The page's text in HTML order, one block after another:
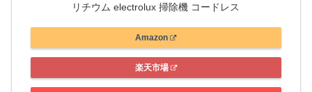
リチウム electrolux 掃除機 コードレス
Amazon
楽天市場